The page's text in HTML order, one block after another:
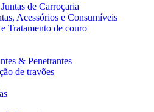
de Carroçaria
Acessórios e Consumíveis
Tratamento de couro
& Penetrantes
de travões